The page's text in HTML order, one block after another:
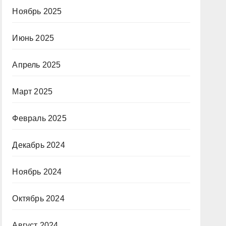
Ноябрь 2025
Июнь 2025
Апрель 2025
Март 2025
Февраль 2025
Декабрь 2024
Ноябрь 2024
Октябрь 2024